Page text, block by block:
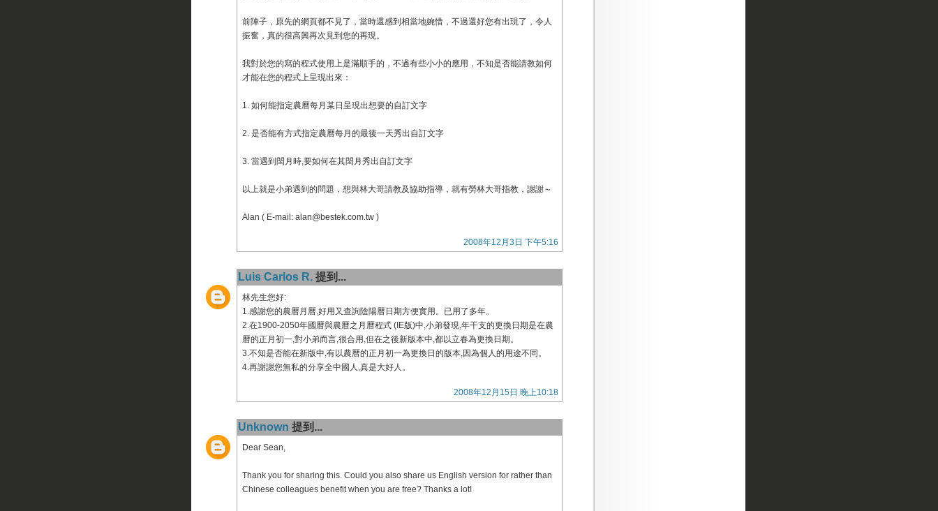
前陣子，原先的網頁都不見了，當時還感到相當地婉惜，不過還好您有出現了，令人
振奮，真的很高興再次見到您的再現。
我對於您的寫的程式使用上是滿順手的，不過有些小小的應用，不知是否能請教如何
才能在您的程式上呈現出來：
1. 如何能指定農曆每月某日呈現出想要的自訂文字
2. 是否能有方式指定農曆每月的最後一天秀出自訂文字
3. 當遇到閏月時,要如何在其閏月秀出自訂文字
以上就是小弟遇到的問題，想與林大哥請教及協助指導，就有勞林大哥指教，謝謝～
Alan ( E-mail: alan@bestek.com.tw )
2008年12月3日 下午5:16
Luis Carlos R.提到...
林先生您好:
1.感謝您的農曆月曆,好用又查詢陰陽曆日期方便實用。已用了多年。
2.在1900-2050年國曆與農曆之月曆程式 (IE版)中,小弟發現,年干支的更換日期是在農
曆的正月初一,對小弟而言,很合用,但在之後新版本中,都以立春為更換日期。
3.不知是否能在新版中,有以農曆的正月初一為更換日的版本,因為個人的用途不同。
4.再謝謝您無私的分享全中國人,真是大好人。
2008年12月15日 晚上10:18
Unknown 提到...
Dear Sean,
Thank you for sharing this. Could you also share us English version for rather than
Chinese colleagues benefit when you are free? Thanks a lot!